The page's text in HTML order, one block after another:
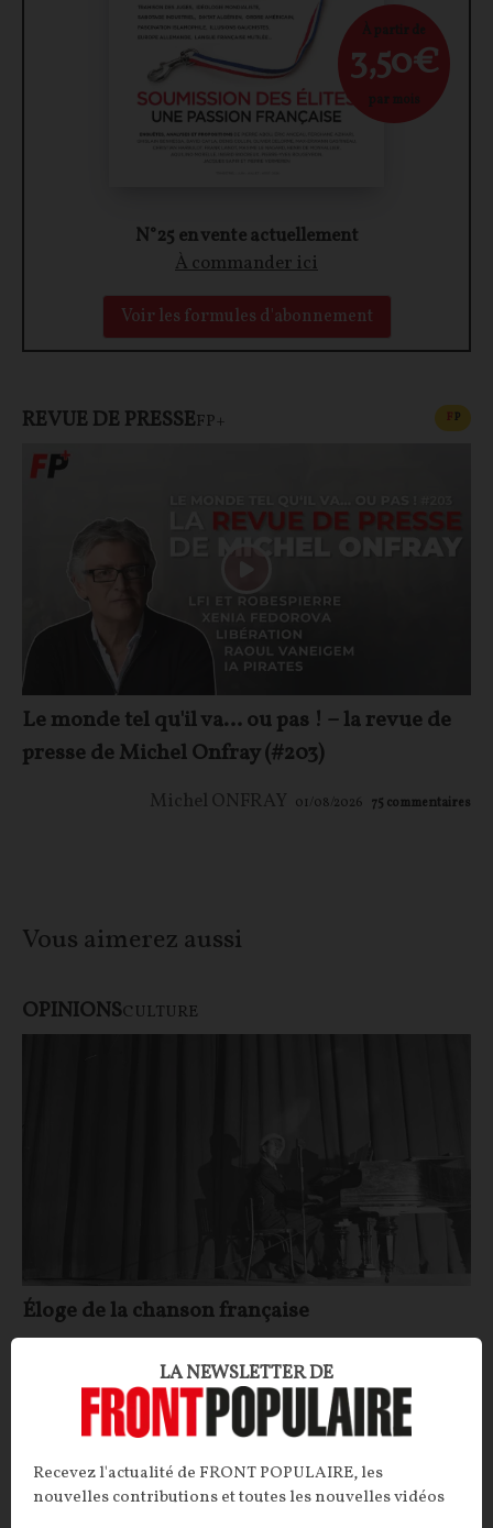
N°25 en vente actuellement
À commander ici
Voir les formules d'abonnement
À partir de
3,50€
par mois
REVUE DE PRESSEFP+ FP
Le monde tel qu'il va… ou pas ! – la revue de
presse de Michel Onfray (#203)
Michel ONFRAY 01/08/2026 75 commentaires
Vous aimerez aussi
OPINIONSCULTURE
Éloge de la chanson française
CONTRIBUTION. De Charles Trenet à Renaud en
passant par Georges Brassens ou Johnny Halliday, la
chanson française offre un riche panel d'émotions,
auquel notre contributrice rend ici hommage.
Carole Guittard
37 commentaires
LA NEWSLETTER DE
Recevez l'actualité de FRONT POPULAIRE, les
nouvelles contributions et toutes les nouvelles vidéos